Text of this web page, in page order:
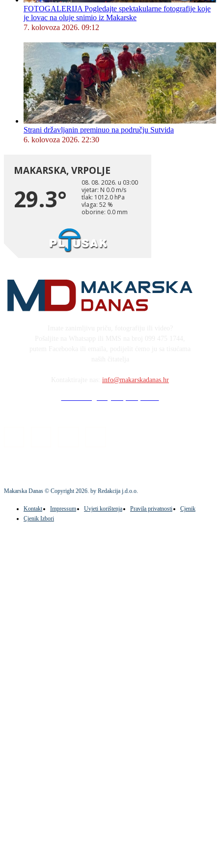
FOTOGALERIJA Pogledajte spektakularne fotografije koje
je lovac na oluje snimio iz Makarske
7. kolovoza 2026. 09:12
Strani državljanin preminuo na području Sutvida
6. kolovoza 2026. 22:30
info@makarskadanas.hr
Makarska Danas © Copyright2026. by Redakcija j.d.o.o.
Kontakt Impressum Uvjeti korištenja Pravila privatnosti
Cjenik
Cjenik Izbori